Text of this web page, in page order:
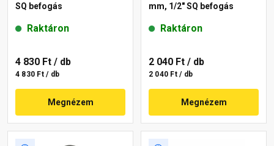
SQ befogás
Raktáron
4 830 Ft / db
4 830 Ft / db
Megnézem
mm, 1/2" SQ befogás
Raktáron
2 040 Ft / db
2 040 Ft / db
Megnézem